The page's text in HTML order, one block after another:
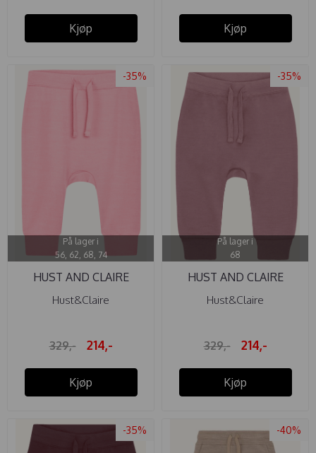
Kjøp Kjøp
-35%
På lager i
56, 62, 68, 74
HUST AND CLAIRE
BUKSE ...
Hust&Claire
329,- 214,-
Kjøp
-35%
På lager i
68
HUST AND CLAIRE
BUKSE ...
Hust&Claire
329,- 214,-
Kjøp
-35% -40%